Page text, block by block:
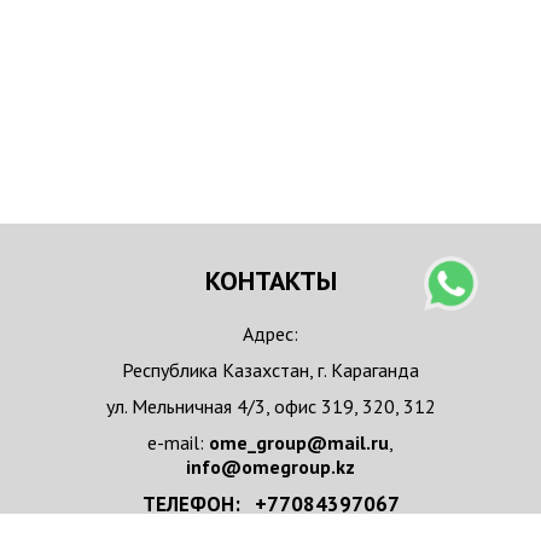
КОНТАКТЫ
Адрес:
Республика Казахстан, г. Караганда
ул. Мельничная 4/3, офис 319, 320, 312
e-mail: ome_group@mail.ru,
info@omegroup.kz
ТЕЛЕФОН: +77084397067